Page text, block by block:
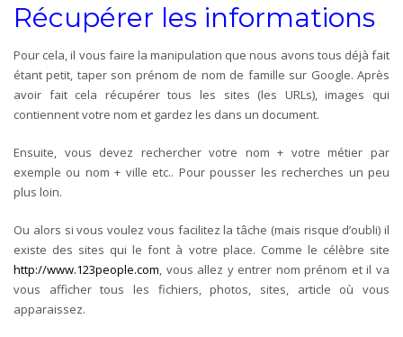
Récupérer les informations
Pour cela, il vous faire la manipulation que nous avons tous déjà fait
étant petit, taper son prénom de nom de famille sur Google. Après
avoir fait cela récupérer tous les sites (les URLs), images qui
contiennent votre nom et gardez les dans un document.
Ensuite, vous devez rechercher votre nom + votre métier par
exemple ou nom + ville etc.. Pour pousser les recherches un peu
plus loin.
Ou alors si vous voulez vous facilitez la tâche (mais risque d’oubli) il
existe des sites qui le font à votre place. Comme le célèbre site
http://www.123people.com, vous allez y entrer nom prénom et il va
vous afficher tous les fichiers, photos, sites, article où vous
apparaissez.